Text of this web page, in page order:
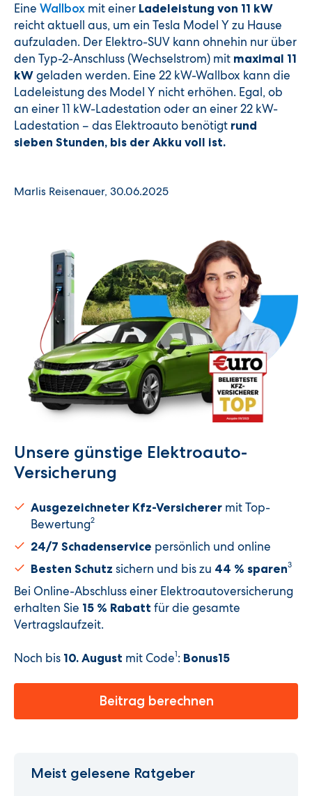
Eine Wallbox mit einer Ladeleistung von 11 kW
reicht aktuell aus, um ein Tesla Model Y zu Hause
aufzuladen. Der Elektro-SUV kann ohnehin nur über
den Typ-2-Anschluss (Wechselstrom) mit maximal 11
kW geladen werden. Eine 22 kW-Wallbox kann die
Ladeleistung des Model Y nicht erhöhen. Egal, ob
an einer 11 kW-Ladestation oder an einer 22 kW-
Ladestation – das Elektroauto benötigt rund
sieben Stunden, bis der Akku voll ist.
Marlis Reisenauer, 30.06.2025
Unsere günstige Elektroauto-
Versicherung​
Ausgezeichneter Kfz-Versicherer mit Top-
Bewertung2
24/7 Schadenservice persönlich und online
Besten Schutz sichern und bis zu 44 % sparen3
Bei Online-Abschluss einer Elektroauto­versicherung
erhalten Sie 15 % Rabatt für die gesamte
Vertragslaufzeit.
Noch bis 10. August mit Code1: Bonus15
Beitrag berechnen
Meist gelesene Ratgeber